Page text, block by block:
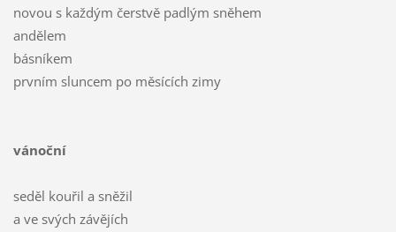
novou s každým čerstvě padlým sněhem
andělem
básníkem
prvním sluncem po měsících zimy
vánoční
seděl kouřil a sněžil
a ve svých závějích